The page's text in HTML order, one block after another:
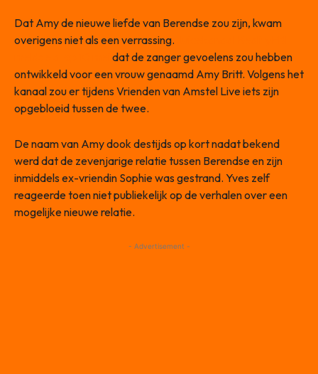
Dat Amy de nieuwe liefde van Berendse zou zijn, kwam
overigens niet als een verrassing.
dat de zanger gevoelens zou hebben
ontwikkeld voor een vrouw genaamd Amy Britt. Volgens het
kanaal zou er tijdens Vrienden van Amstel Live iets zijn
opgebloeid tussen de twee.
De naam van Amy dook destijds op kort nadat bekend
werd dat de zevenjarige relatie tussen Berendse en zijn
inmiddels ex-vriendin Sophie was gestrand. Yves zelf
reageerde toen niet publiekelijk op de verhalen over een
mogelijke nieuwe relatie.
- Advertisement -